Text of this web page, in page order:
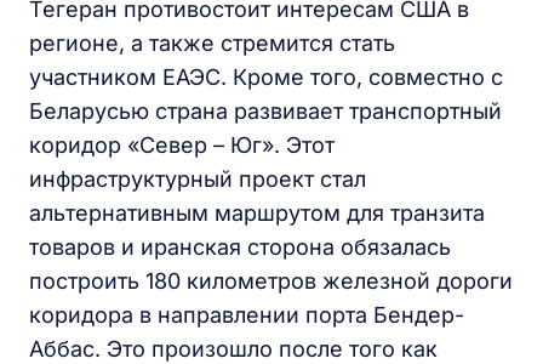
Тегеран противостоит интересам США в
регионе, а также стремится стать
участником ЕАЭС. Кроме того, совместно с
Беларусью страна развивает транспортный
коридор «Север – Юг». Этот
инфраструктурный проект стал
альтернативным маршрутом для транзита
товаров и иранская сторона обязалась
построить 180 километров железной дороги
коридора в направлении порта Бендер-
Аббас. Это произошло после того как